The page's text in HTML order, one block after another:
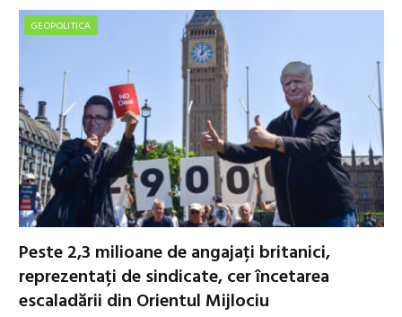
GEOPOLITICA
Peste 2,3 milioane de angajați britanici,
reprezentați de sindicate, cer încetarea
escaladării din Orientul Mijlociu